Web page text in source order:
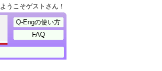
ようこそゲストさん！
Q-Engの使い方
FAQ